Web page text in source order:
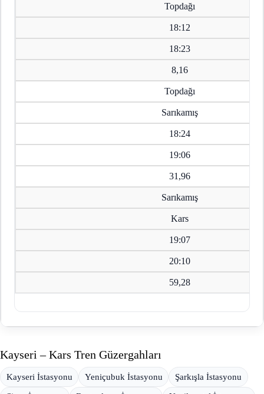
Topdağı
18:12
18:23
8,16
Topdağı
Sarıkamış
18:24
19:06
31,96
Sarıkamış
Kars
19:07
20:10
59,28
Kayseri – Kars Tren Güzergahları
Kayseri İstasyonu Yeniçubuk İstasyonu Şarkışla İstasyonu